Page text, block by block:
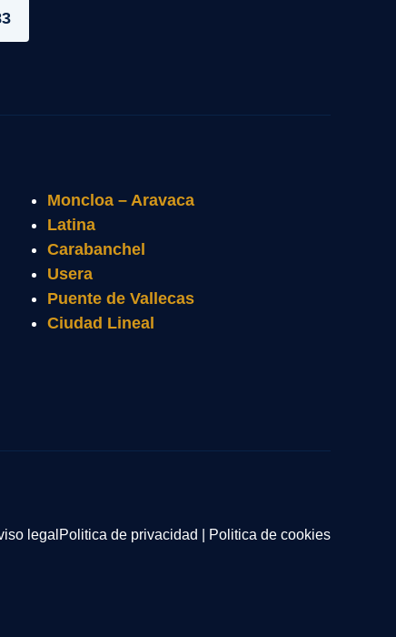
Moncloa – Aravaca
Latina
Carabanchel
Usera
Puente de Vallecas
Ciudad Lineal
legal Politica de privacidad Politica de cookies